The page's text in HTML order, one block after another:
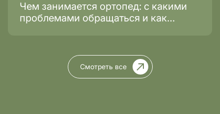
Чем занимается ортопед: с какими
проблемами обращаться и как
Смотреть все